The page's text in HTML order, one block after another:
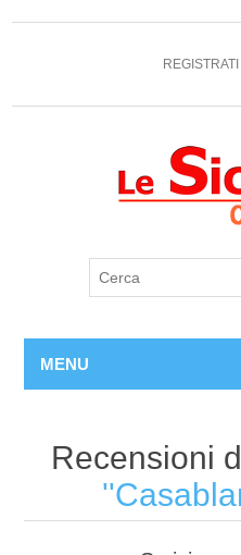
REGISTRATI
MENU
Recensioni